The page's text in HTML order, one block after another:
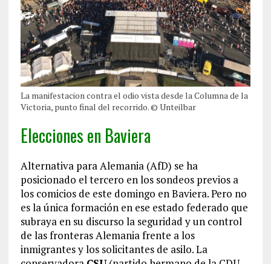
La manifestacion contra el odio vista desde la Columna de la
Victoria, punto final del recorrido. © Unteilbar
Elecciones en Baviera
Alternativa para Alemania (AfD) se ha
posicionado el tercero en los sondeos previos a
los comicios de este domingo en Baviera. Pero no
es la única formación en ese estado federado que
subraya en su discurso la seguridad y un control
de las fronteras Alemania frente a los
inmigrantes y los solicitantes de asilo. La